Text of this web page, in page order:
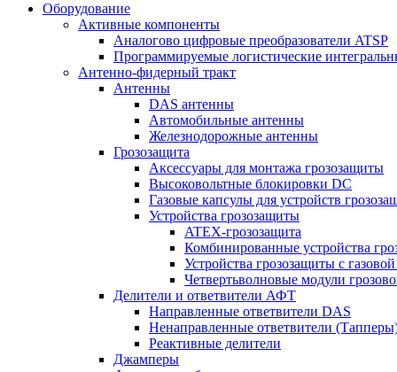
Оборудование
Активные компоненты
Аналогово цифровые преобразователи ATSP
Программируемые логистические
Антенно-фидерный тракт
Антенны
DAS антенны
Автомобильные антенны
Железнодорожные антенны
Грозозащита
Аксессуары для монтажа грозозащиты
Высоковольтные блокировки DC
Газовые капсулы для устройств
Устройства грозозащиты
ATEX-грозозащита
Комбинированные устройства
Устройства грозозащиты с
Четвертьволновые модули
Делители и ответвители АФТ
Направленные ответвители DAS
Ненаправленные ответвители
Реактивные делители
Джамперы